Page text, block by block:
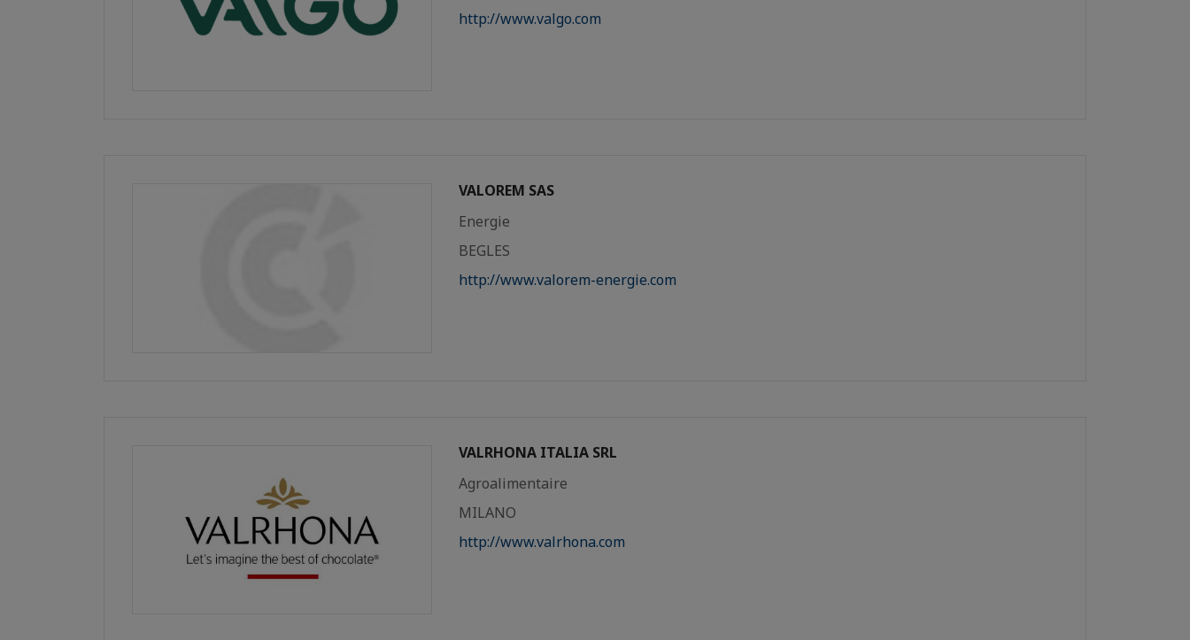
http://www.valgo.com
VALOREM SAS
Energie
BEGLES
http://www.valorem-energie.com
VALRHONA ITALIA SRL
Agroalimentaire
MILANO
http://www.valrhona.com